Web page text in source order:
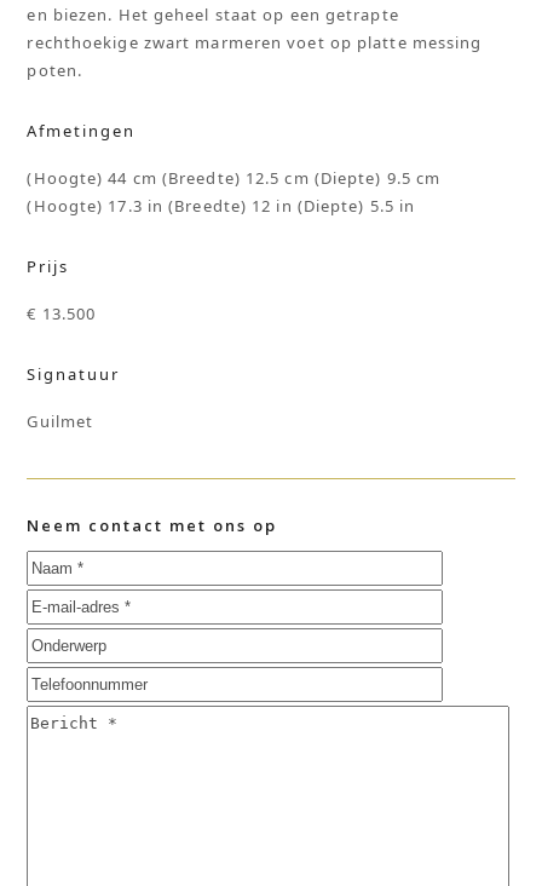
en biezen. Het geheel staat op een getrapte
rechthoekige zwart marmeren voet op platte messing
poten.
Afmetingen
(Hoogte) 44 cm (Breedte) 12.5 cm (Diepte) 9.5 cm
(Hoogte) 17.3 in (Breedte) 12 in (Diepte) 5.5 in
Prijs
€ 13.500
Signatuur
Guilmet
Neem contact met ons op